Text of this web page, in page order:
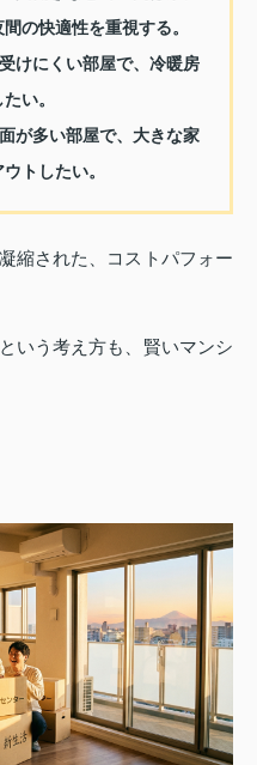
の快適性を重視する。
けにくい部屋で、冷暖房
い。
が多い部屋で、大きな家
トしたい。
縮された、コストパフォー
いう考え方も、賢いマンシ